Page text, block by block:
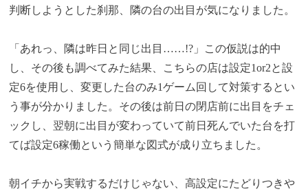
判断しようとした刹那、隣の台の出目が気になりました。
「あれっ、隣は昨日と同じ出目……!?」この仮説は的中
し、その後も調べてみた結果、こちらの店は設定1or2と設
定6を使用し、変更した台のみ1ゲーム回して対策するとい
う事が分かりました。その後は前日の閉店前に出目をチェ
ックし、翌朝に出目が変わっていて前日死んでいた台を打
てば設定6稼働という簡単な図式が成り立ちました。
朝イチから実戦するだけじゃない、高設定にたどりつきや